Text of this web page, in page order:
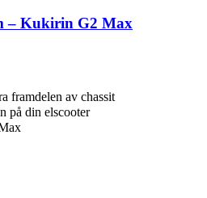
– Kukirin G2 Max
framdelen av chassit
på din elscooter